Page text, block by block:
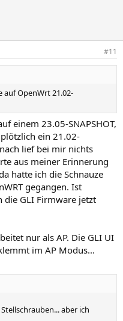
wohl gedulden müssen,
Bock mehr hab zu warten
in OpenWRT
die mit der Zeit
dass es einige Zeit
#11
auf OpenWrt 21.02-
einem 23.05-SNAPSHOT,
ein 21.02-
lief bei mir nichts
aus meiner Erinnerung
hatte ich die Schnauze
gegangen. Ist
GLI Firmware jetzt
nur als AP. Die GLI UI
im AP Modus...
aber ich